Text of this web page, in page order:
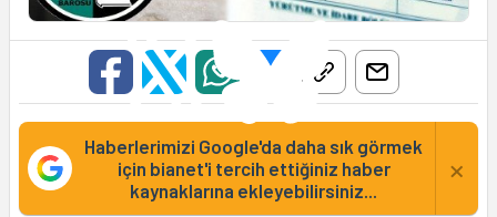
Haberlerimizi Google'da daha sık görmek
için bianet'i tercih ettiğiniz haber
kaynaklarına ekleyebilirsiniz...
×